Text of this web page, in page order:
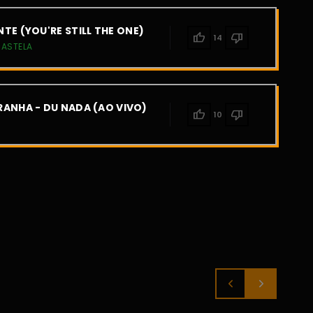
(YOU'RE STILL THE ONE) thumb_up 14 thumb_down
- DU NADA (AO VIVO) thumb_up 10 thumb_down